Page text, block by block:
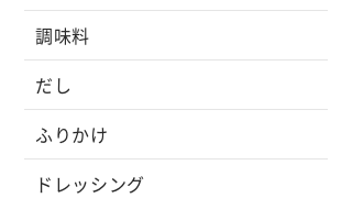
調味料
だし
ふりかけ
ドレッシング